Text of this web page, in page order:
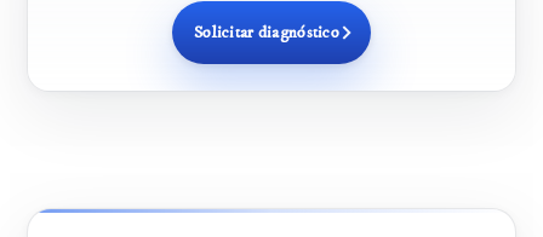
Solicitar diagnóstico